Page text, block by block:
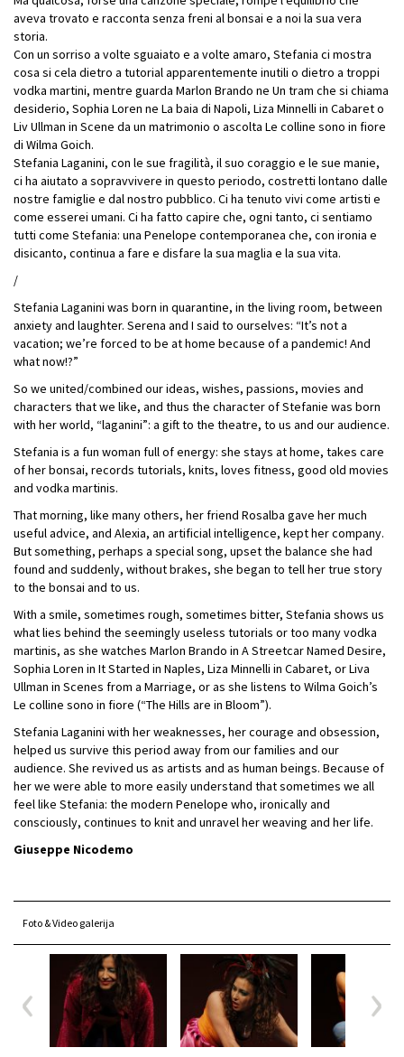
aveva trovato e racconta senza freni al bonsai e a noi la sua vera
storia.
Con un sorriso a volte sguaiato e a volte amaro, Stefania ci mostra
cosa si cela dietro a tutorial apparentemente inutili o dietro a troppi
vodka martini, mentre guarda Marlon Brando ne Un tram che si chiama
desiderio, Sophia Loren ne La baia di Napoli, Liza Minnelli in Cabaret o
Liv Ullman in Scene da un matrimonio o ascolta Le colline sono in fiore
di Wilma Goich.
Stefania Laganini, con le sue fragilità, il suo coraggio e le sue manie,
ci ha aiutato a sopravvivere in questo periodo, costretti lontano dalle
nostre famiglie e dal nostro pubblico. Ci ha tenuto vivi come artisti e
come esserei umani. Ci ha fatto capire che, ogni tanto, ci sentiamo
tutti come Stefania: una Penelope contemporanea che, con ironia e
disicanto, continua a fare e disfare la sua maglia e la sua vita.
/
Stefania Laganini was born in quarantine, in the living room, between
anxiety and laughter. Serena and I said to ourselves: “It’s not a
vacation; we’re forced to be at home because of a pandemic! And
what now!?”
So we united/combined our ideas, wishes, passions, movies and
characters that we like, and thus the character of Stefanie was born
with her world, “laganini”: a gift to the theatre, to us and our audience.
Stefania is a fun woman full of energy: she stays at home, takes care
of her bonsai, records tutorials, knits, loves fitness, good old movies
and vodka martinis.
That morning, like many others, her friend Rosalba gave her much
useful advice, and Alexia, an artificial intelligence, kept her company.
But something, perhaps a special song, upset the balance she had
found and suddenly, without brakes, she began to tell her true story
to the bonsai and to us.
With a smile, sometimes rough, sometimes bitter, Stefania shows us
what lies behind the seemingly useless tutorials or too many vodka
martinis, as she watches Marlon Brando in A Streetcar Named Desire,
Sophia Loren in It Started in Naples, Liza Minnelli in Cabaret, or Liva
Ullman in Scenes from a Marriage, or as she listens to Wilma Goich’s
Le colline sono in fiore (“The Hills are in Bloom”).
Stefania Laganini with her weaknesses, her courage and obsession,
helped us survive this period away from our families and our
audience. She revived us as artists and as human beings. Because of
her we were able to more easily understand that sometimes we all
feel like Stefania: the modern Penelope who, ironically and
consciously, continues to knit and unravel her weaving and her life.
Giuseppe Nicodemo
Foto & Video galerija